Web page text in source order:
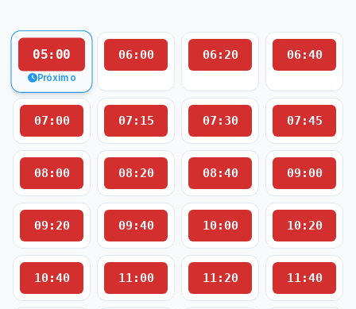
05:00
Próximo
06:00 06:20 06:40
07:00 07:15 07:30 07:45
08:00 08:20 08:40 09:00
09:20 09:40 10:00 10:20
10:40 11:00 11:20 11:40